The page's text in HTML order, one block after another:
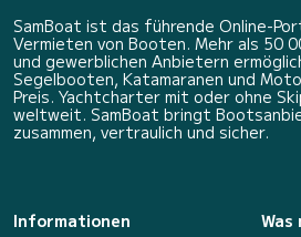
SamBoat ist das führende Online-
Vermieten von Booten. Mehr als 50
und gewerblichen Anbietern
Segelbooten, Katamaranen und
Preis. Yachtcharter mit oder ohne
weltweit. SamBoat bringt
zusammen, vertraulich und sicher.
Informationen
Was